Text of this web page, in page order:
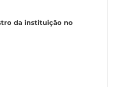
da instituição no